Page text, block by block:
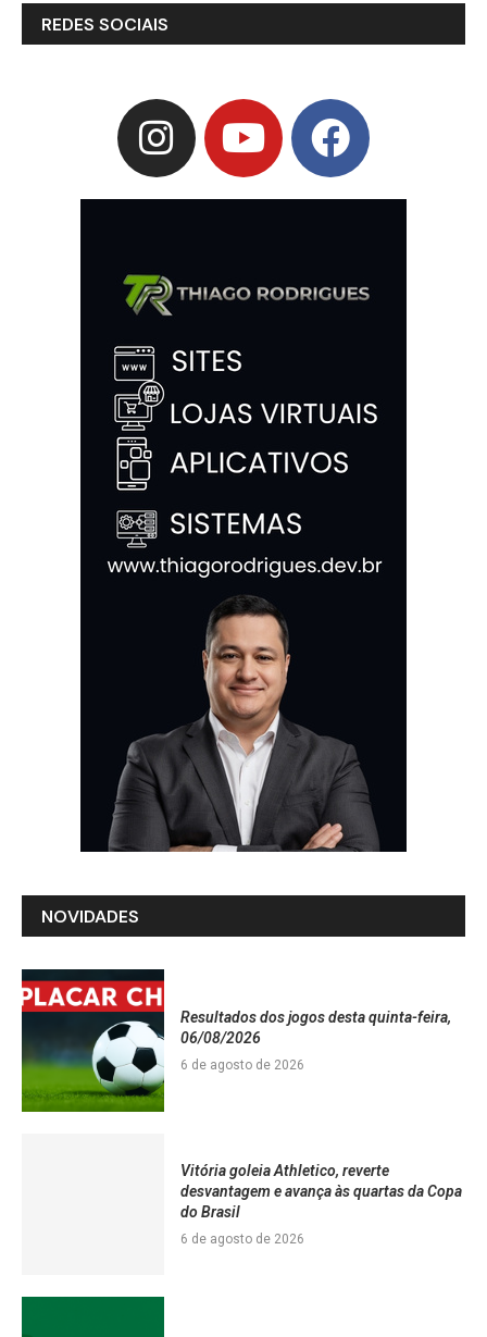
REDES SOCIAIS
NOVIDADES
Resultados dos jogos desta quinta-feira,
06/08/2026
6 de agosto de 2026
Vitória goleia Athletico, reverte
desvantagem e avança às quartas da Copa
do Brasil
6 de agosto de 2026